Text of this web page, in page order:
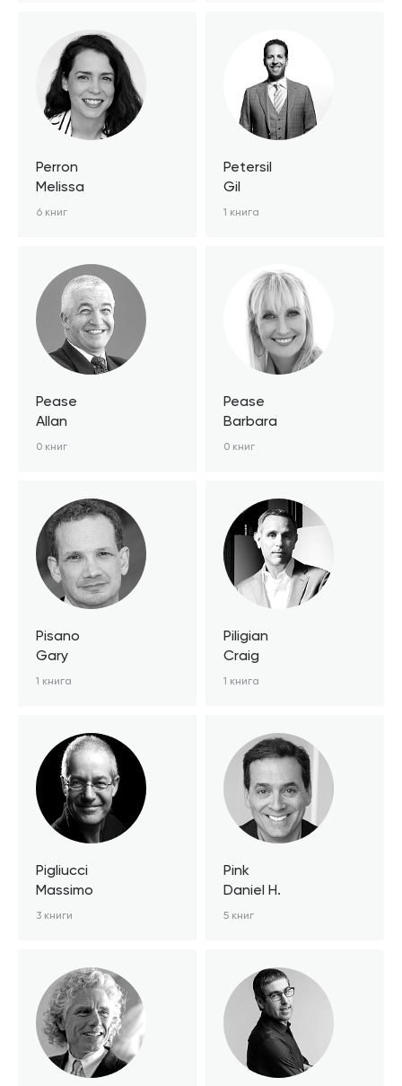
Perron
Melissa
6 книг
Petersil
Gil
1 книга
Pease
Allan
0 книг
Pease
Barbara
0 книг
Pisano
Gary
1 книга
Piligian
Craig
1 книга
Pigliucci
Massimo
3 книги
Pink
Daniel H.
5 книг